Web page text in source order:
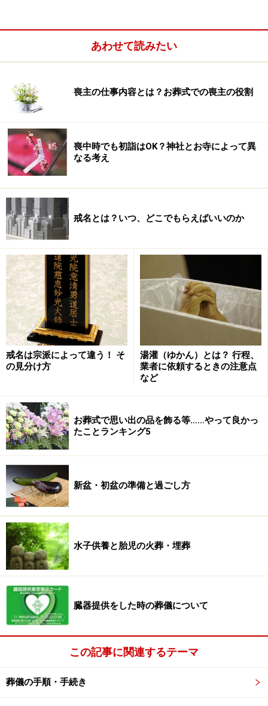
1 /2
あわせて読みたい
喪主の仕事内容とは？お葬式での喪主の役割
喪中時でも初詣はOK？神社とお寺によって異
なる考え
戒名とは？いつ、どこでもらえばいいのか
戒名は宗派によって違う！ そ
の見分け方
湯灌（ゆかん）とは？ 行程、
業者に依頼するときの注意点
など
お葬式で思い出の品を飾る等……やって良かっ
たことランキング5
新盆・初盆の準備と過ごし方
水子供養と胎児の火葬・埋葬
臓器提供をした時の葬儀について
この記事に関連するテーマ
葬儀の手順・手続き